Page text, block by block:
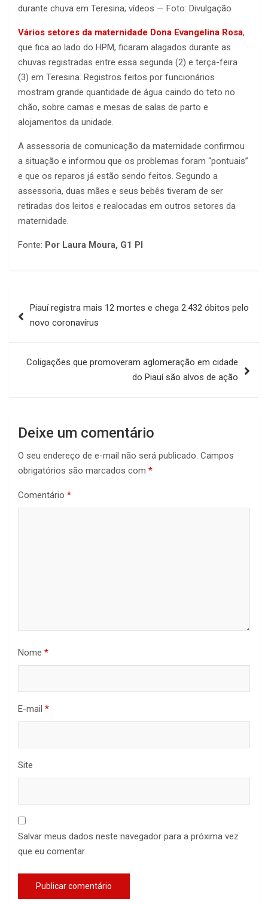
durante chuva em Teresina; vídeos — Foto: Divulgação
Vários setores da maternidade Dona Evangelina Rosa,
que fica ao lado do HPM, ficaram alagados durante as
chuvas registradas entre essa segunda (2) e terça-feira
(3) em Teresina. Registros feitos por funcionários
mostram grande quantidade de água caindo do teto no
chão, sobre camas e mesas de salas de parto e
alojamentos da unidade.
A assessoria de comunicação da maternidade confirmou
a situação e informou que os problemas foram “pontuais”
e que os reparos já estão sendo feitos. Segundo a
assessoria, duas mães e seus bebês tiveram de ser
retiradas dos leitos e realocadas em outros setores da
maternidade.
Fonte: Por Laura Moura, G1 PI
de
Piauí registra mais 12 mortes e chega 2.432 óbitos pelo
novo coronavírus
Coligações que promoveram aglomeração em cidade
do Piauí são alvos de ação
Deixe um comentário
O seu endereço de e-mail não será publicado. Campos
obrigatórios são marcados com *
Comentário *
Nome *
E-mail *
Site
Salvar meus dados neste navegador para a próxima vez
que eu comentar.